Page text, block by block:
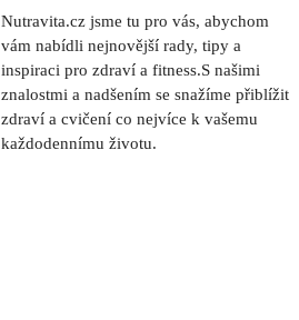
Nutravita.cz jsme tu pro vás, abychom
vám nabídli nejnovější rady, tipy a
inspiraci pro zdraví a fitness.S našimi
znalostmi a nadšením se snažíme přiblížit
zdraví a cvičení co nejvíce k vašemu
každodennímu životu.